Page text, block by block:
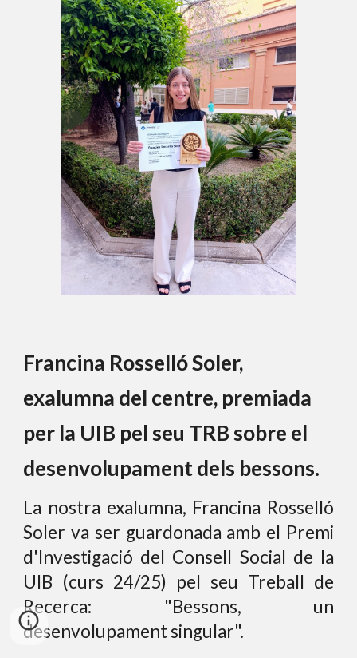
Francina Rosselló Soler,
exalumna del centre, premiada
per la UIB pel seu TRB sobre el
desenvolupament dels bessons.
La nostra exalumna, Francina Rosselló
Soler va ser guardonada amb el Premi
d'Investigació del Consell Social de la
UIB (curs 24/25) pel seu Treball de
Recerca: "Bessons, un
desenvolupament singular".